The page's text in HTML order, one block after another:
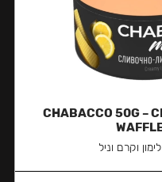
CHABACCO 50G –
וקרם וניל